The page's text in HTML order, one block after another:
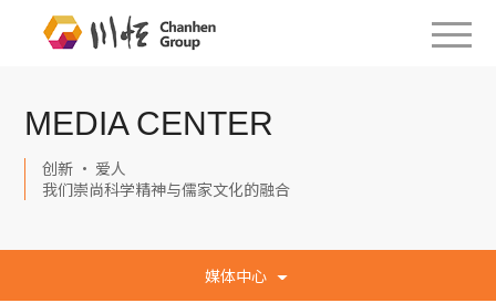
MEDIA CENTER
创新 · 爱人
我们崇尚科学精神与儒家文化的融合
媒体中心